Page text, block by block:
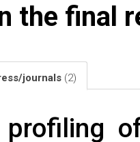
the final
journals (2)
profiling